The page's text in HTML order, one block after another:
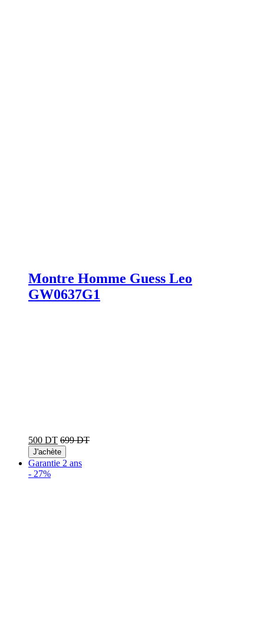
Montre Homme Guess Leo
GW0637G1
500 DT 699 DT
J'achète
Garantie 2 ans
- 27%